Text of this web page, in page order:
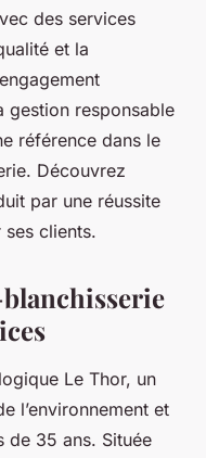
des services
et la
gestion responsable
référence dans le
Découvrez
par une réussite
clients.
Le Thor, un
l’environnement et
de 35 ans. Située